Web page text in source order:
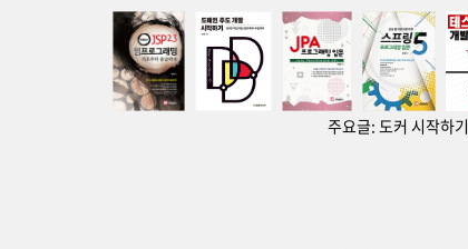
주요글: 도커 시작하기